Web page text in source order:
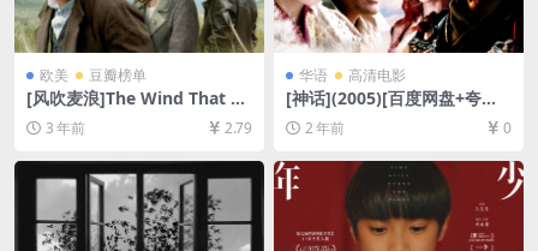
欧美 豆瓣榜单
[风吹麦浪]The Wind That Sh
akes the Barley (2006)[百度
网盘+夸克网盘1080P超清未
删减资源][网盘在线播放/下
载][MP4/8GB][中英字幕]
3 年前 2.79
华语 高清电影
[神话](2005)[百度网盘+夸克
网盘1080P超清未删减资源]
[网盘在线播放/下载][MP4/8G
B][中文字幕]
2 年前 0